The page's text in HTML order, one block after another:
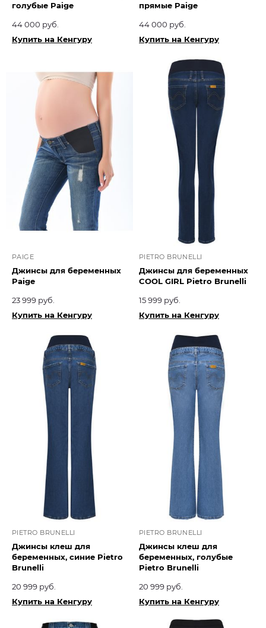
голубые Paige
44 000 руб.
Купить на Кенгуру
прямые Paige
44 000 руб.
Купить на Кенгуру
PAIGE
Джинсы для беременных
Paige
23 999 руб.
Купить на Кенгуру
PIETRO BRUNELLI
Джинсы для беременных
COOL GIRL Pietro Brunelli
15 999 руб.
Купить на Кенгуру
PIETRO BRUNELLI
Джинсы клеш для
беременных, синие Pietro
Brunelli
20 999 руб.
Купить на Кенгуру
PIETRO BRUNELLI
Джинсы клеш для
беременных, голубые
Pietro Brunelli
20 999 руб.
Купить на Кенгуру